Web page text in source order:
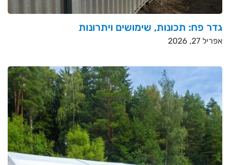
גדר פח: תכונות, שימושים ויתרונות
אפריל 27, 2026